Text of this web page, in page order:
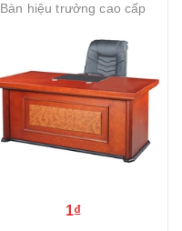
Bàn hiệu trưởng cao cấp
1₫